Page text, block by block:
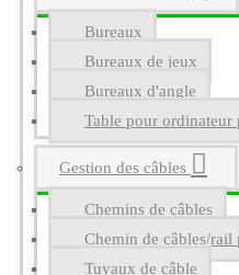
Bureaux
Bureaux de jeux
Bureaux d'angle
Table pour ordinateur
Gestion des câbles
Chemins de câbles
Chemin de câbles/rail
Tuyaux de câble